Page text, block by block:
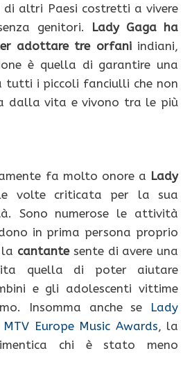
altri Paesi costretti a vivere
genitori.
Lady Gaga ha
adottare tre orfaniindiani,
è quella di garantire una
tutti i piccoli fanciulli che non
dalla vita e vivono tra le più
fa molto onore a Lady
volte criticata per la sua
Sono numerose le attività
in prima persona proprio
la cantante sente di avere una
quella di poter aiutare
e gli adolescenti vittime
Insomma anche se Lady
Europe Music Awards, la
chi è stato meno